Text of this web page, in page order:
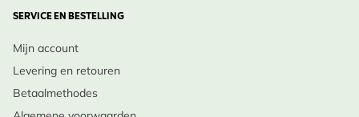
Inheemse Status:
Verzorging
Grondsoort
Bloeimaanden
Plukmaanden
Plantmaanden
SERVICE EN BESTELLING
Mijn account
Levering en retouren
Betaalmethodes